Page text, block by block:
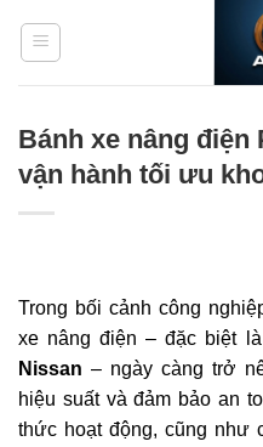
Bánh xe nâng điện
vận hành tối ưu
Trong bối cảnh công
xe nâng điện – đặc biệt
Nissan– ngày càng trở
hiệu suất và đảm bảo an
thức hoạt động, cũng như